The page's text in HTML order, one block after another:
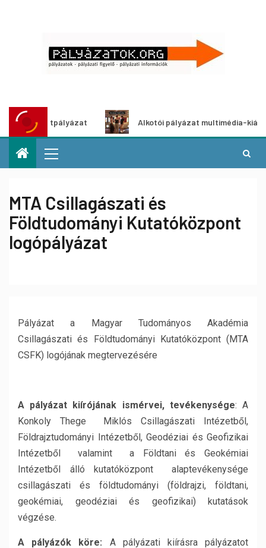
Alkotói pályázat multimédia-kiállításhoz
MTA Csillagászati és
Földtudományi Kutatóközpont
logópályázat
Pályázat a Magyar Tudományos Akadémia
Csillagászati és Földtudományi Kutatóközpont (MTA
CSFK) logójának megtervezésére
A pályázat kiírójának ismérvei, tevékenysége: A
Konkoly Thege Miklós Csillagászati Intézetből,
Földrajztudományi Intézetből, Geodéziai és Geofizikai
Intézetből valamint a Földtani és Geokémiai
Intézetből álló kutatóközpont alaptevékenysége
csillagászati és földtudományi (földrajzi, földtani,
geokémiai, geodéziai és geofizikai) kutatások
végzése.
A pályázók köre: A pályázati kiírásra pályázatot